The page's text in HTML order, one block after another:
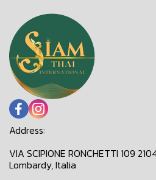
Address:
VIA SCIPIONE RONCHETTI 109
Lombardy, Italia